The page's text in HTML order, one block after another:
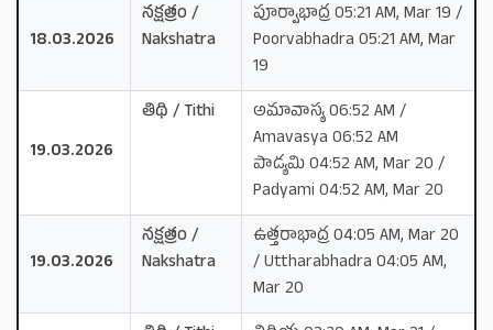
18.03.2026
నక్షత్రం /
Nakshatra
పూర్వాభాద్ర 05:21 AM, Mar 19 /
Poorvabhadra 05:21 AM, Mar
19
19.03.2026
తిథి / Tithi
అమావాస్య 06:52 AM /
Amavasya 06:52 AM
పాడ్యమి 04:52 AM, Mar 20 /
Padyami 04:52 AM, Mar 20
19.03.2026
నక్షత్రం /
Nakshatra
ఉత్తరాభాద్ర 04:05 AM, Mar 20
/ Uttharabhadra 04:05 AM,
Mar 20